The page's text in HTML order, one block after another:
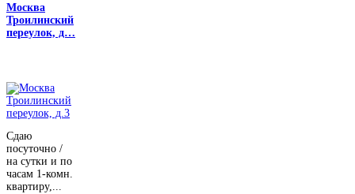
Москва
Троилинский
переулок, д…
Сдаю
посуточно /
на сутки и по
часам 1-комн.
квартиру,...